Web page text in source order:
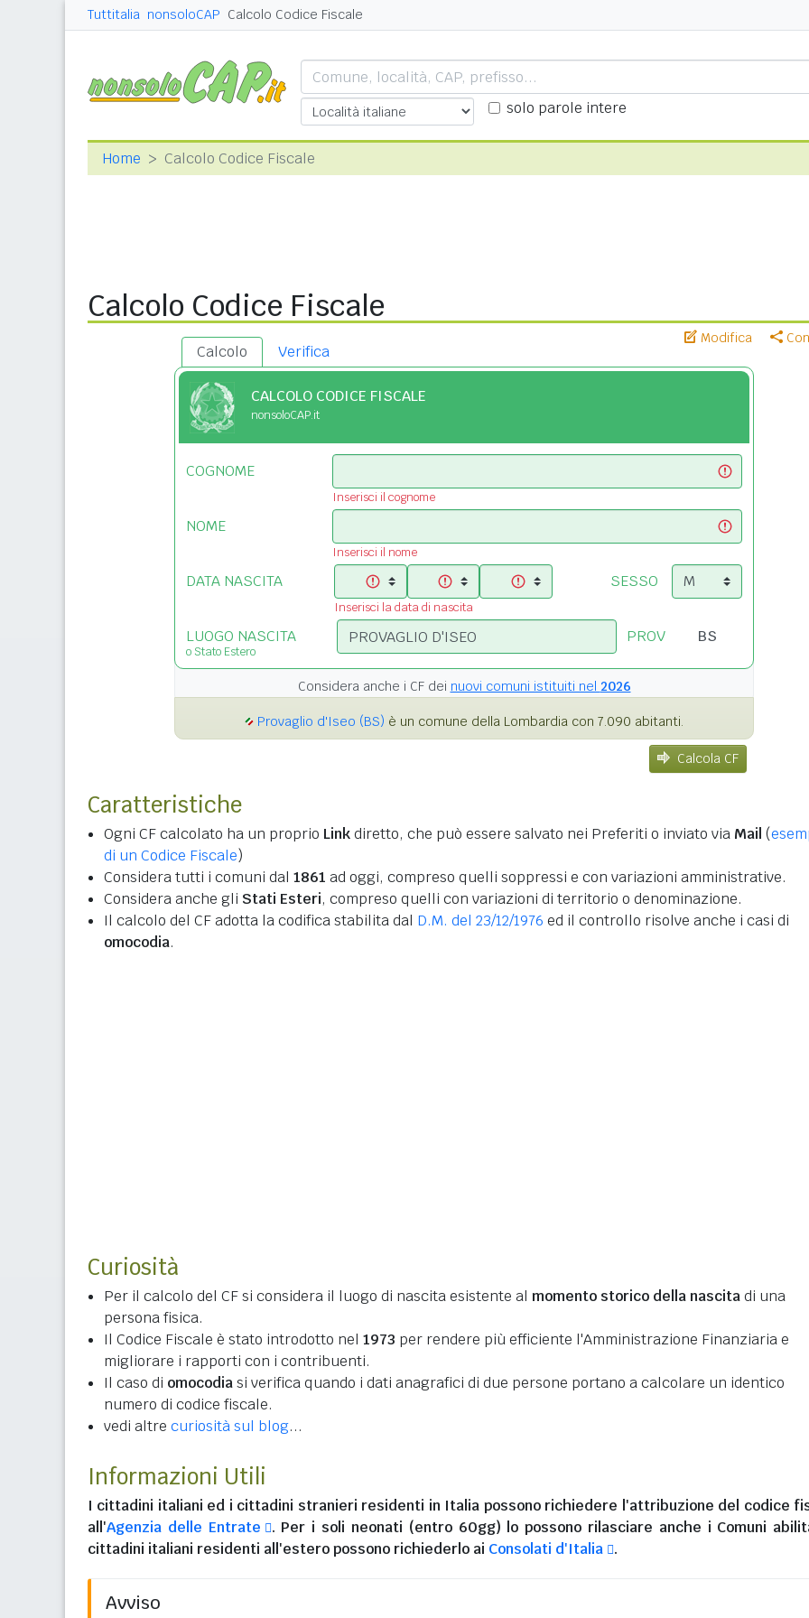
Tuttitalia nonsoloCAP Calcolo Codice Fiscale
solo parole intere
Home Calcolo Codice Fiscale
Calcolo Codice Fiscale
Modifica
Calcolo Verifica
CALCOLO CODICE FISCALE
nonsoloCAP.it
COGNOME
Inserisci il cognome
NOME
Inserisci il nome
DATA NASCITA
Inserisci la data di nascita
SESSO
LUOGO NASCITA
o Stato Estero
PROV
Considera anche i CF dei nuovi comuni istituiti nel 2026
Provaglio d'Iseo (BS) è un comune della Lombardia con 7.090 abitanti.
Calcola CF
Caratteristiche
Ogni CF calcolato ha un proprio Linkdiretto, che può essere salvato nei Preferiti o inviato via Mail (
di un Codice Fiscale)
Considera tutti i comuni dal 1861 ad oggi, compreso quelli soppressi e con variazioni amministrative.
Considera anche gli Stati Esteri, compreso quelli con variazioni di territorio o denominazione.
Il calcolo del CF adotta la codifica stabilita dal D.M. del 23/12/1976 ed il controllo risolve anche i casi di
omocodia.
Curiosità
Per il calcolo del CF si considera il luogo di nascita esistente al momento storico della nascitadi una
persona fisica.
Il Codice Fiscale è stato introdotto nel 1973 per rendere più efficiente l'Amministrazione Finanziaria e
migliorare i rapporti con i contribuenti.
Il caso di omocodiasi verifica quando i dati anagrafici di due persone portano a calcolare un identico
numero di codice fiscale.
vedi altre curiosità sul blog...
Informazioni Utili
I cittadini italiani ed i cittadini stranieri residenti in Italia possono richiedere l'attribuzione del codice
all'Agenzia delle Entrate
. Per i soli neonati (entro 60gg) lo possono rilasciare anche i Comuni
cittadini italiani residenti all'esteropossono richiederlo ai Consolati d'Italia .
Avviso